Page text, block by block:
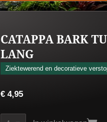
CATAPPA BARK
LANG
Ziektewerend en decoratieve
€ 4,95